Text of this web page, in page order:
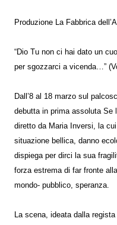
Produzione La Fabbrica
“Dio Tu non ci hai dato un
per sgozzarci a vicenda…”
Dall’8 al 18 marzo sul
debutta in prima assoluta Se
diretto da Maria Inversi, la
situazione bellica, danno
dispiega per dirci la sua
forza estrema di far fronte
mondo- pubblico, speranza.
La scena, ideata dalla